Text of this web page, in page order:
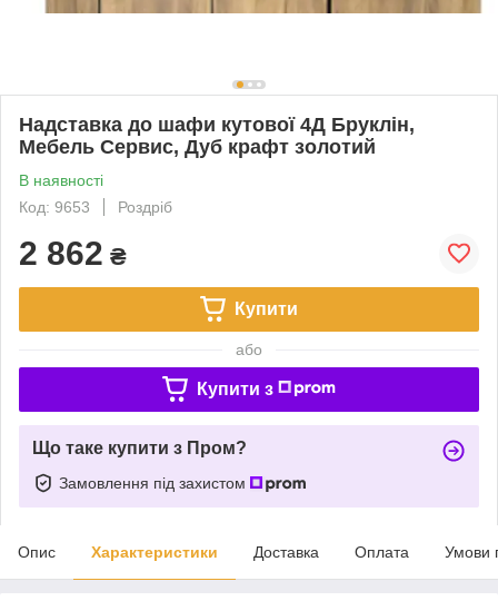
Надставка до шафи кутової 4Д Бруклін,
Мебель Сервис, Дуб крафт золотий
В наявності
Код: 9653
Роздріб
2 862 ₴
Купити
або
Купити з
Що таке купити з Пром?
Замовлення під захистом
Опис Характеристики Доставка Оплата Умови